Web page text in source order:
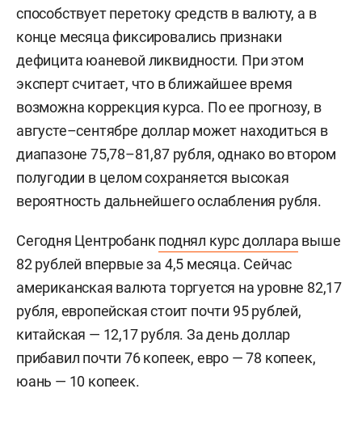
способствует перетоку средств в валюту, а в
конце месяца фиксировались признаки
дефицита юаневой ликвидности. При этом
эксперт считает, что в ближайшее время
возможна коррекция курса. По ее прогнозу, в
августе–сентябре доллар может находиться в
диапазоне 75,78–81,87 рубля, однако во втором
полугодии в целом сохраняется высокая
вероятность дальнейшего ослабления рубля.
Сегодня Центробанкподнял курс доллара выше
82 рублей впервые за 4,5 месяца. Сейчас
американская валюта торгуется на уровне 82,17
рубля, европейская стоит почти 95 рублей,
китайская — 12,17 рубля. За день доллар
прибавил почти 76 копеек, евро — 78 копеек,
юань — 10 копеек.